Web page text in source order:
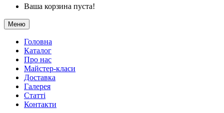
Ваша корзина пуста!
Меню
Головна
Каталог
Про нас
Майстер-класи
Доставка
Галерея
Статтi
Контакти